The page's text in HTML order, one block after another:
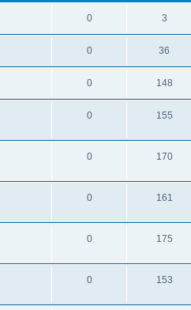
0 3
0 36
0 148
0 155
0 170
0 161
0 175
0 153